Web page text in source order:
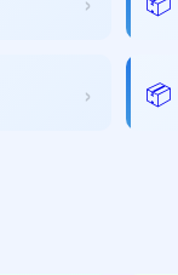
› 📦